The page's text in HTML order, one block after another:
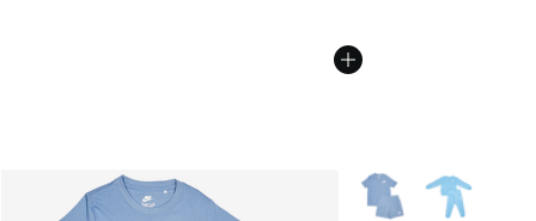
Meer kleuren